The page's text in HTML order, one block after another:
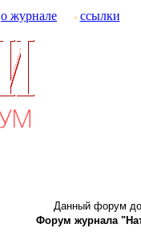
о журнале ссылки
Данный форум
Форум журнала